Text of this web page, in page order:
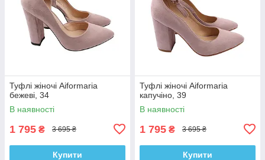
Туфлі жіночі Aiformaria
бежеві, 34
В наявності
1 795 ₴ 3 695 ₴
Купити
Туфлі жіночі Aiformaria
капучіно, 39
В наявності
1 795 ₴ 3 695 ₴
Купити